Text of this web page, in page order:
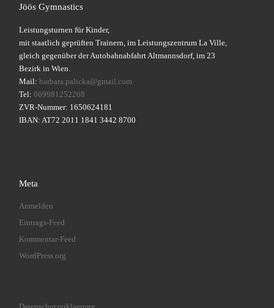
Jöös Gymnastics
Leistungsturnen für Kinder,
mit staatlich geprüften Trainern, im Leistungszentrum La Ville,
gleich gegenüber der Autobahnabfahrt Altmannsdorf, im 23
Bezirk in Wien.
Mail: barbara.palicka@gmail.com
Tel: 069981252268
ZVR-Nummer: 1650624181
IBAN: AT72 2011 1841 3442 8700
Meta
Anmelden
Eintrags-Feed
Kommentar-Feed
WordPress.org